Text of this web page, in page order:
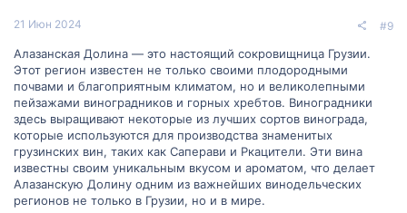
21 Июн 2024 #9
Алазанская Долина — это настоящий сокровищница Грузии.
Этот регион известен не только своими плодородными
почвами и благоприятным климатом, но и великолепными
пейзажами виноградников и горных хребтов. Виноградники
здесь выращивают некоторые из лучших сортов винограда,
которые используются для производства знаменитых
грузинских вин, таких как Саперави и Ркацители. Эти вина
известны своим уникальным вкусом и ароматом, что делает
Алазанскую Долину одним из важнейших винодельческих
регионов не только в Грузии, но и в мире.